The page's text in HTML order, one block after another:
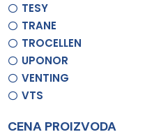
TESY
TRANE
TROCELLEN
UPONOR
VENTING
VTS
CENA PROIZVODA